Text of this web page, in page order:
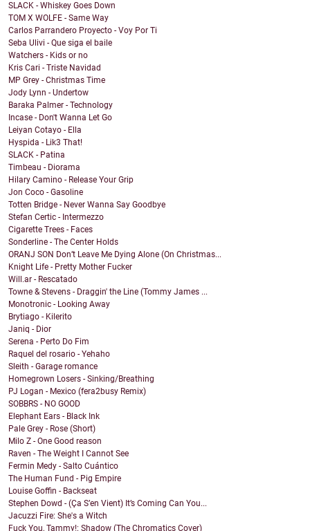
SLACK - Whiskey Goes Down
TOM X WOLFE - Same Way
Carlos Parrandero Proyecto - Voy Por Ti
Seba Ulivi - Que siga el baile
Watchers - Kids or no
Kris Cari - Triste Navidad
MP Grey - Christmas Time
Jody Lynn - Undertow
Baraka Palmer - Technology
Incase - Don't Wanna Let Go
Leiyan Cotayo - Ella
Hyspida - Lik3 That!
SLACK - Patina
Timbeau - Diorama
Hilary Camino - Release Your Grip
Jon Coco - Gasoline
Totten Bridge - Never Wanna Say Goodbye
Stefan Certic - Intermezzo
Cigarette Trees - Faces
Sonderline - The Center Holds
ORANJ SON Don’t Leave Me Dying Alone (On Christmas...
Knight Life - Pretty Mother Fucker
Will.ar - Rescatado
Towne & Stevens - Draggin' the Line (Tommy James ...
Monotronic - Looking Away
Brytiago - Kilerito
Janiq - Dior
Serena - Perto Do Fim
Raquel del rosario - Yehaho
Sleith - Garage romance
Homegrown Losers - Sinking/Breathing
PJ Logan - Mexico (fera2busy Remix)
SOBBRS - NO GOOD
Elephant Ears - Black Ink
Pale Grey - Rose (Short)
Milo Z - One Good reason
Raven - The Weight I Cannot See
Fermin Medy - Salto Cuántico
The Human Fund - Pig Empire
Louise Goffin - Backseat
Stephen Dowd - (Ça S’en Vient) It’s Coming Can You...
Jacuzzi Fire: She's a Witch
Fuck You, Tammy!: Shadow (The Chromatics Cover)